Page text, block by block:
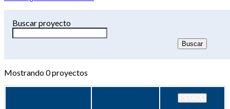
Buscar proyecto
Mostrando0proyectos